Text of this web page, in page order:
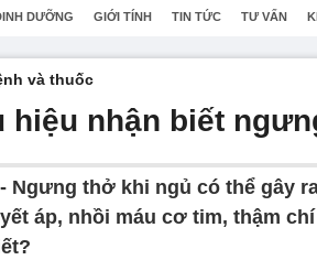
DƯỠNG GIỚI TÍNH TIN TỨC TƯ VẤN
và thuốc
hiệu nhận biết
Ngưng thở khi ngủ có thể gây
áp, nhồi máu cơ tim, thậm